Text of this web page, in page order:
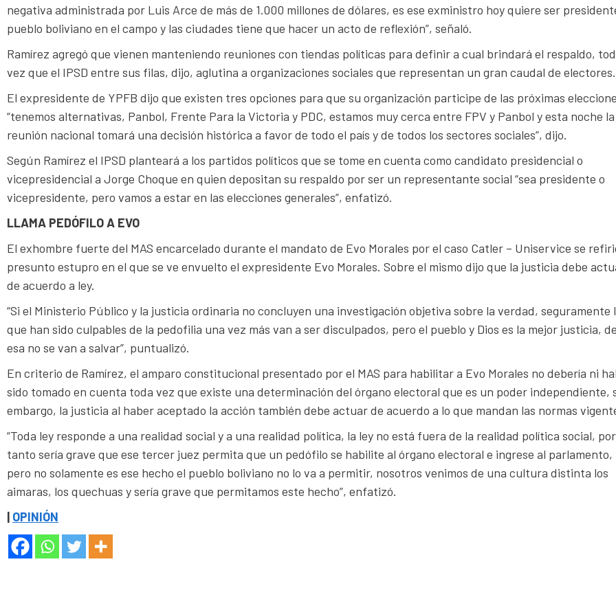
negativa administrada por Luis Arce de más de 1.000 millones de dólares, es ese exministro hoy quiere ser
pueblo boliviano en el campo y las ciudades tiene que hacer un acto de reflexión”, señaló.
Ramírez agregó que vienen manteniendo reuniones con tiendas políticas para definir a cual brindará el respaldo,
vez que el IPSD entre sus filas, dijo, aglutina a organizaciones sociales que representan un gran caudal de electores.
El expresidente de YPFB dijo que existen tres opciones para que su organización participe de las próximas
“tenemos alternativas, Panbol, Frente Para la Victoria y PDC, estamos muy cerca entre FPV y Panbol y esta noche la
reunión nacional tomará una decisión histórica a favor de todo el país y de todos los sectores sociales”, dijo.
Según Ramírez el IPSD planteará a los partidos políticos que se tome en cuenta como candidato presidencial o
vicepresidencial a Jorge Choque en quien depositan su respaldo por ser un representante social “sea presidente o
vicepresidente, pero vamos a estar en las elecciones generales”, enfatizó.
LLAMA PEDÓFILO A EVO
El exhombre fuerte del MAS encarcelado durante el mandato de Evo Morales por el caso Catler – Uniservice se
presunto estupro en el que se ve envuelto el expresidente Evo Morales. Sobre el mismo dijo que la justicia debe
de acuerdo a ley.
“Si el Ministerio Público y la justicia ordinaria no concluyen una investigación objetiva sobre la verdad, seguramente
que han sido culpables de la pedofilia una vez más van a ser disculpados, pero el pueblo y Dios es la mejor justicia,
esa no se van a salvar”, puntualizó.
En criterio de Ramírez, el amparo constitucional presentado por el MAS para habilitar a Evo Morales no debería ni
sido tomado en cuenta toda vez que existe una determinación del órgano electoral que es un poder independiente,
embargo, la justicia al haber aceptado la acción también debe actuar de acuerdo a lo que mandan las normas
“Toda ley responde a una realidad social y a una realidad política, la ley no está fuera de la realidad política social,
tanto sería grave que ese tercer juez permita que un pedófilo se habilite al órgano electoral e ingrese al parlamento,
pero no solamente es ese hecho el pueblo boliviano no lo va a permitir, nosotros venimos de una cultura distinta los
aimaras, los quechuas y sería grave que permitamos este hecho”, enfatizó.
| OPINIÓN